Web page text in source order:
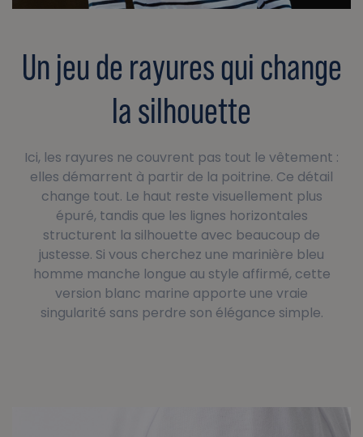
Un jeu de rayures qui change
la silhouette
Ici, les rayures ne couvrent pas tout le vêtement :
elles démarrent à partir de la poitrine. Ce détail
change tout. Le haut reste visuellement plus
épuré, tandis que les lignes horizontales
structurent la silhouette avec beaucoup de
justesse. Si vous cherchez une marinière bleu
homme manche longue au style affirmé, cette
version blanc marine apporte une vraie
singularité sans perdre son élégance simple.